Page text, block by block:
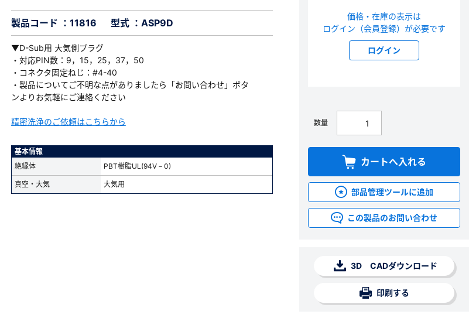
製品コード ：11816 型式 ：ASP9D
▼D-Sub用 大気側プラグ
・対応PIN数：9，15，25，37，50
・コネクタ固定ねじ：#4-40
・製品についてご不明な点がありましたら「お問い合わせ」ボタ
ンよりお気軽にご連絡ください
精密洗浄のご依頼はこちらから
基本情報
絶縁体
PBT樹脂UL(94V－0)
真空・大気 大気用
価格・在庫の表示は
ログイン（会員登録）が必要です
ログイン
数量
カートへ入れる
部品管理ツールに追加
この製品のお問い合わせ
3D CADダウンロード
印刷する
ダウンロードする
※メールアドレスを忘れた方は、
よりお問い合わせください